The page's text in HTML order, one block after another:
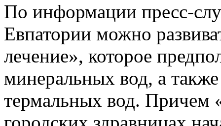
По информации пресс-
Евпатории можно
лечение», которое
минеральных вод, а
термальных вод. Причем